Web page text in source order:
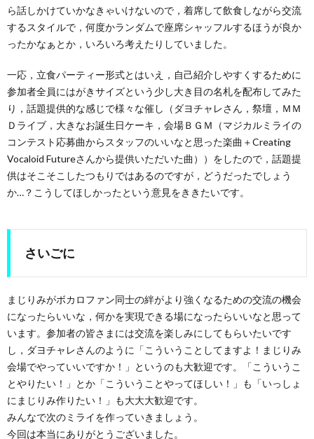
ら話しかけていかなきゃいけないので，着席して飲食しながら交流
するスタイルで，何度かランダムで座席シャッフルするほうが良か
ったかなぁとか，いろいろ考えたりしていました。
一応，立食パーティー形式とはいえ，自己紹介しやすくするために
参加者全員にはがきサイズという少し大き目の名札を配布してみた
り，話題提供的な感じで様々な催し（ダヨチャレさん，祭壇，ＭＭ
Ｄライブ，大きなお誕生日ケーキ，会場ＢＧＭ（マジカルミライの
コンテスト応募曲からスタッフのいいなと思った楽曲＋Creating
Vocaloid Futureさんから提供いただいた曲））をしたので，話題提
供はそこそこしたつもりではあるのですが，どうだったでしょう
か…？こうしてほしかったという意見をききたいです。
さいごに
まじりみがボカロファン同士の絆がより強くなるための交流の機会
になったらいいな，何かを実現できる場になったらいいなと思って
います。参加者の皆さまには交流を楽しみにしてもらいたいです
し，ダヨチャレさんのように「こういうことしてますよ！まじりみ
会場でやっていいですか！」というのも大歓迎です。「こういうこ
とやりたい！」とか「こういうことやってほしい！」も「いっしょ
にまじりみ作りたい！」も大大大歓迎です。
みんなで次のミライを作っていきましょう。
今回は本当にありがとうございました。